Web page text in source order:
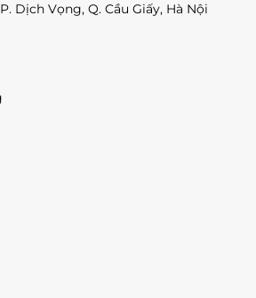
Dịch Vọng, Q. Cầu Giấy, Hà Nội